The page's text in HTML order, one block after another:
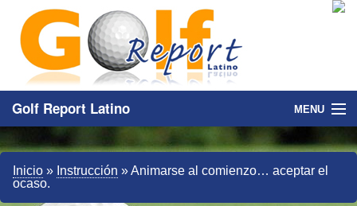
Golf Report Latino MENU
Directorio
Noticias
Inicio » Instrucción »Animarse al comienzo… aceptar el
ocaso.